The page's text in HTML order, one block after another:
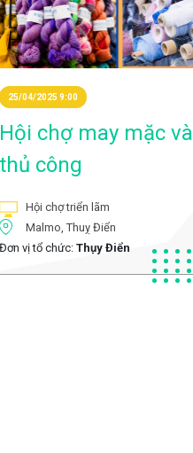
25/04/2025 9:00
Hội chợ may mặc và
thủ công
Hội chợ triển lãm
Malmo, Thuỵ Điển
Đơn vị tổ chức: Thụy Điển